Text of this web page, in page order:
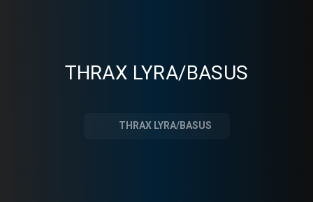
THRAX LYRA/BASUS
THRAX LYRA/BASUS